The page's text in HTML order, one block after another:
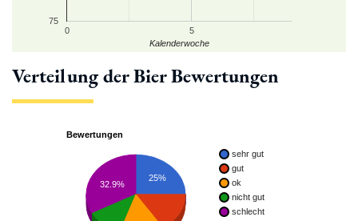
0 5
75
Kalenderwoche
Verteilung der Bier Bewertungen
Bewertungen
sehr gut
gut
ok
nicht gut
schlecht
25%
32.9%